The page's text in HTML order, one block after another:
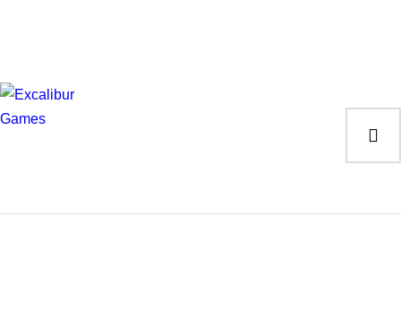
Giochi di Ruolo